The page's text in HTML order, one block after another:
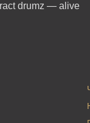
drumz — alive